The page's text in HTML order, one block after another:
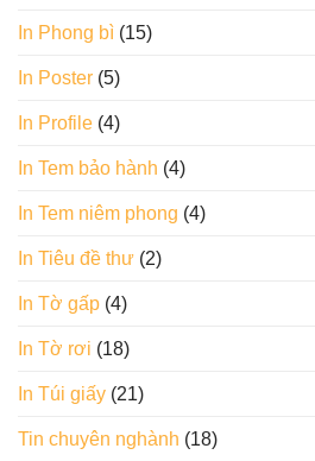
In Phong bì (15)
In Poster (5)
In Profile (4)
In Tem bảo hành (4)
In Tem niêm phong (4)
In Tiêu đề thư (2)
In Tờ gấp (4)
In Tờ rơi (18)
In Túi giấy (21)
Tin chuyên nghành (18)